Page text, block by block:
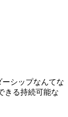
シップなんてな
きる持続可能な